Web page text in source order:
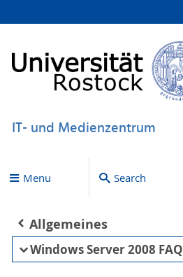
IT- und Medienzentrum
Menu Search
Allgemeines
Windows Server 2008 FAQ